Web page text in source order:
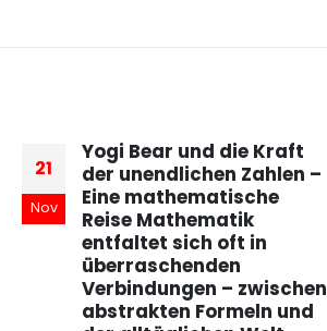
21
Nov
Yogi Bear und die Kraft
der unendlichen Zahlen –
Eine mathematische
Reise Mathematik
entfaltet sich oft in
überraschenden
Verbindungen – zwischen
abstrakten Formeln und